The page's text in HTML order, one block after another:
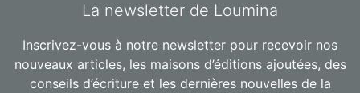
La newsletter de Loumina
Inscrivez-vous à notre newsletter pour recevoir nos
nouveaux articles, les maisons d’éditions ajoutées, des
conseils d’écriture et les dernières nouvelles de la